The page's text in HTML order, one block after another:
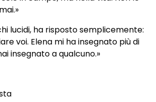
lucidi, ha risposto semplicemente:
voi. Elena mi ha insegnato più di
insegnato a qualcuno.»